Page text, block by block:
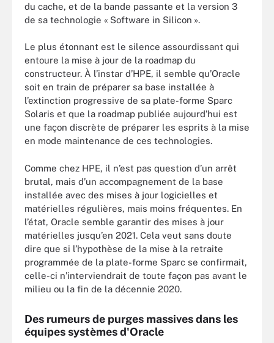
du cache, et de la bande passante et la version 3
de sa technologie « Software in Silicon ».
Le plus étonnant est le silence assourdissant qui
entoure la mise à jour de la roadmap du
constructeur. À l’instar d’HPE, il semble qu’Oracle
soit en train de préparer sa base installée à
l’extinction progressive de sa plate-forme Sparc
Solaris et que la roadmap publiée aujourd’hui est
une façon discrète de préparer les esprits à la mise
en mode maintenance de ces technologies.
Comme chez HPE, il n’est pas question d’un arrêt
brutal, mais d’un accompagnement de la base
installée avec des mises à jour logicielles et
matérielles régulières, mais moins fréquentes. En
l’état, Oracle semble garantir des mises à jour
matérielles jusqu’en 2021. Cela veut sans doute
dire que si l’hypothèse de la mise à la retraite
programmée de la plate-forme Sparc se confirmait,
celle-ci n’interviendrait de toute façon pas avant le
milieu ou la fin de la décennie 2020.
Des rumeurs de purges massives dans les
équipes systèmes d'Oracle